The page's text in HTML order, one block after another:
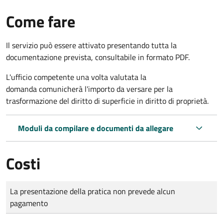
Come fare
Il servizio può essere attivato presentando tutta la
documentazione prevista, consultabile in formato PDF.
L'ufficio competente una volta valutata la
domanda comunicherà l'importo da versare per la
trasformazione del diritto di superficie in diritto di proprietà.
Moduli da compilare e documenti da allegare
Costi
Tipo di pagamento
Importo
La presentazione della pratica non prevede alcun
pagamento